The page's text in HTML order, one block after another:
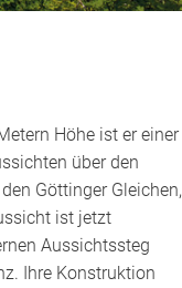
Höhe ist er einer
über den
Göttinger Gleichen,
ist jetzt
Aussichtssteg
Ihre Konstruktion